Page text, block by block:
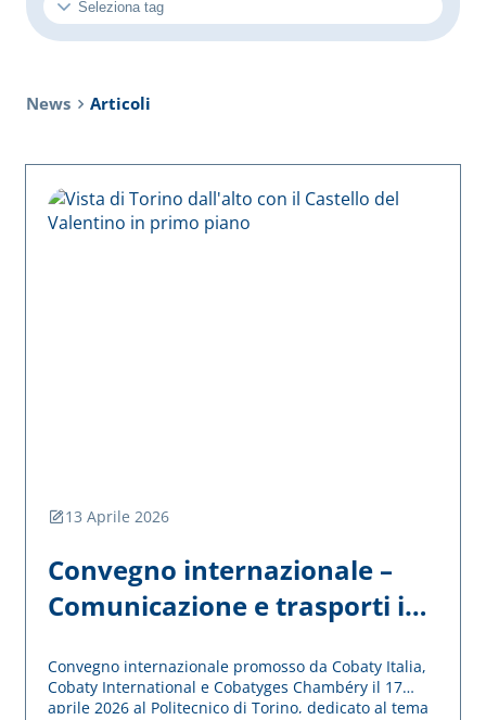
News Articoli
13 Aprile 2026
Convegno internazionale –
Comunicazione e trasporti in
Convegno internazionale promosso da Cobaty Italia,
Cobaty International e Cobatyges Chambéry il 17
aprile 2026 al Politecnico di Torino, dedicato al tema